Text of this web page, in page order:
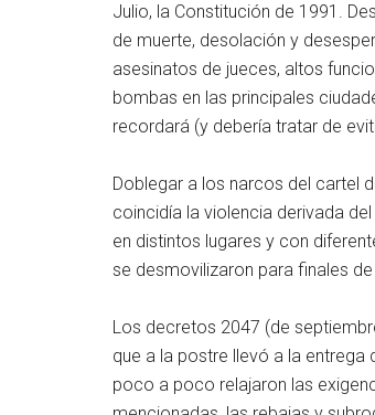
Julio, la Constitución de 1991.
de muerte, desolación y
asesinatos de jueces, altos
bombas en las principales
recordará (y debería tratar de
Doblegar a los narcos del cartel
coincidía la violencia derivada
en distintos lugares y con
se desmovilizaron para finales
Los decretos 2047 (de
que a la postre llevó a la entrega
poco a poco relajaron las